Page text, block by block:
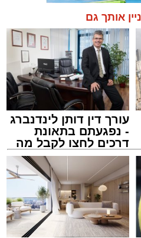
דודי קאליש
מילים.
שישי, נהנו המונים
המרכזי של 'מעגלים'.
אותך גם
עורך דין דותן לינדנברג
- נפגעתם בתאונת
דרכים לחצו לקבל מה
שמגיע לכם